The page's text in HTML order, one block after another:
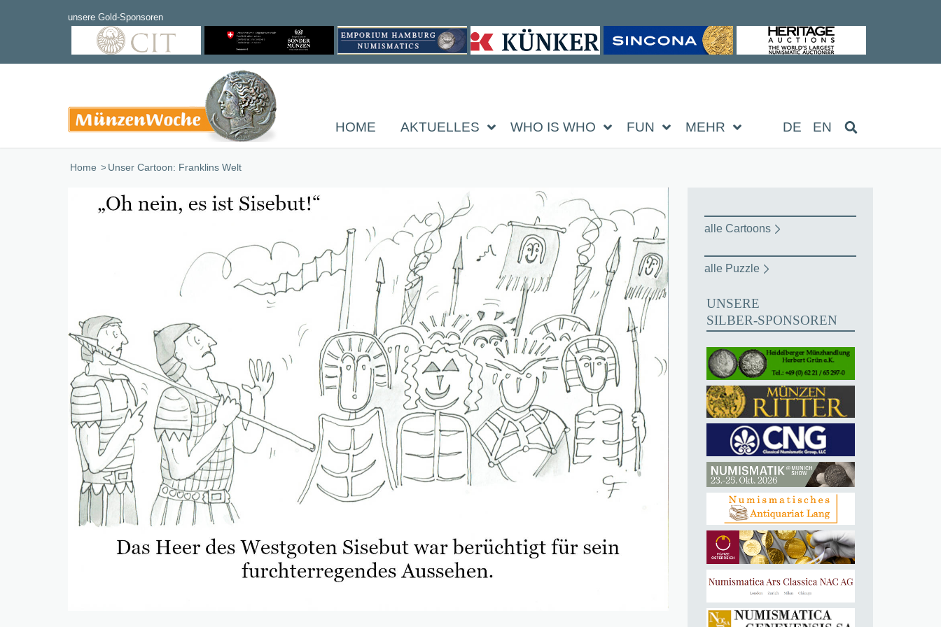
HOME AKTUELLES WHO IS WHO FUN MEHR DE EN
Home /Unser Cartoon: Franklins Welt
alle Cartoons
alle Puzzle
UNSERE
SILBER-SPONSOREN